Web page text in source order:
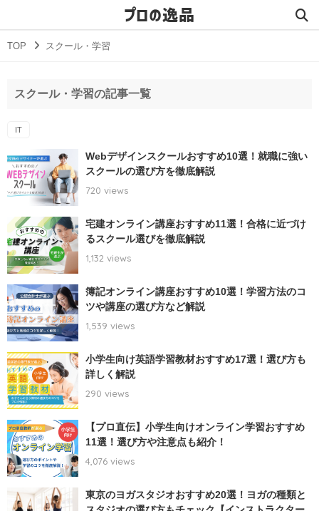
プロの逸品
TOP スクール・学習
スクール・学習の記事一覧
IT
Webデザインスクールおすすめ10選！就職に強い
スクールの選び方を徹底解説
720 views
宅建オンライン講座おすすめ11選！合格に近づけ
るスクール選びを徹底解説
1,132 views
簿記オンライン講座おすすめ10選！学習方法のコ
ツや講座の選び方など解説
1,539 views
小学生向け英語学習教材おすすめ17選！選び方も
詳しく解説
290 views
【プロ直伝】小学生向けオンライン学習おすすめ
11選！選び方や注意点も紹介！
4,076 views
東京のヨガスタジオおすすめ20選！ヨガの種類と